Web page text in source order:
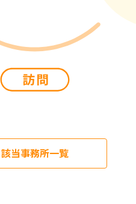
該当事務所一覧